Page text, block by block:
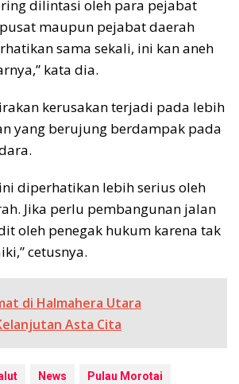
dilintasi oleh para pejabat
maupun pejabat daerah
sama sekali, ini kan aneh
kata dia.
kerusakan terjadi pada lebih
yang berujung berdampak pada
diperhatikan lebih serius oleh
Jika perlu pembangunan jalan
oleh penegak hukum karena tak
cetusnya.
di Halmahera Utara
Asta Cita
News Pulau Morotai